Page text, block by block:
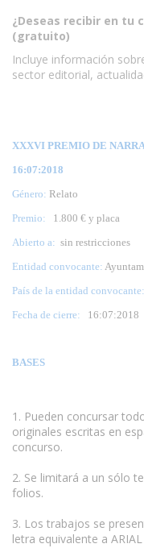
¿Deseas recibir en tu
(gratuito)
Incluye información
sector editorial,
XXXVI PREMIO DE
16:07:2018
Género: Relato
Premio:
1.800 € y placa
Abierto a: sin restricciones
Entidad convocante:
País de la entidad convocante:
Fecha de cierre: 16:07:2018
BASES
1. Pueden concursar
originales escritas en
concurso.
2. Se limitará a un sólo
folios.
3. Los trabajos se
letra equivalente a